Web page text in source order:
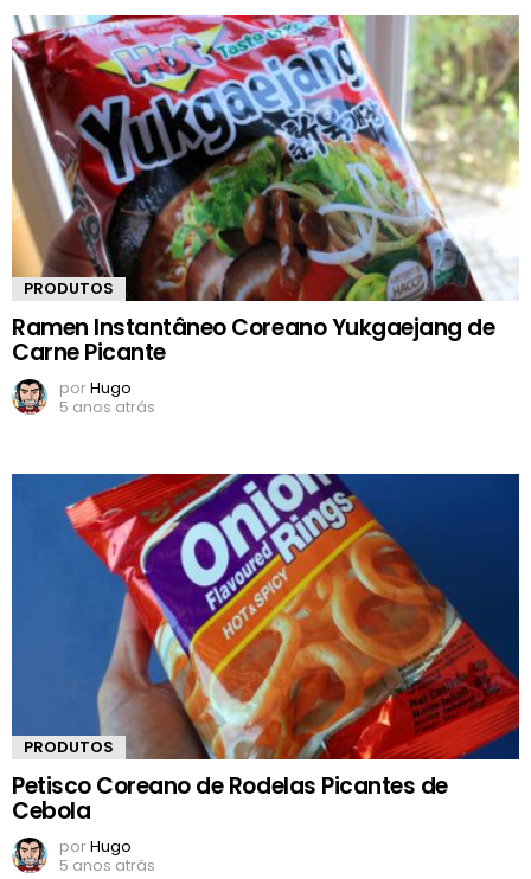
PRODUTOS
Ramen Instantâneo Coreano Yukgaejang de
Carne Picante
porHugo
5 anos atrás
PRODUTOS
Petisco Coreano de Rodelas Picantes de
Cebola
porHugo
5 anos atrás